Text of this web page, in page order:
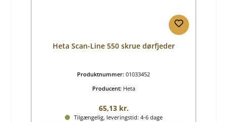
Heta Scan-Line 550 skrue dørfjeder
Produktnummer: 01033452
Producent: Heta
Almindelig pris:
65,13 kr.
Tilgængelig, leveringstid: 4-6 dage